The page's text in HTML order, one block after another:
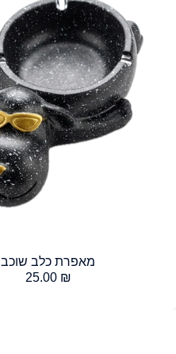
מאפרת כלב שוכב
25.00 ₪